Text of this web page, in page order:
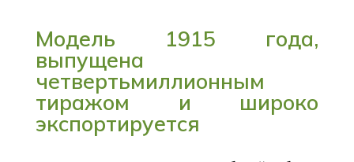
Модель 1915 года,
выпущена
четвертьмиллионным
тиражом и широко
экспортируется